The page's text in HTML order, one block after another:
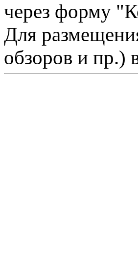
через форму
Для
обзоров и пр.)